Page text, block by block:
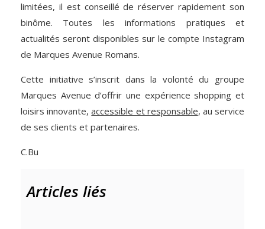
limitées, il est conseillé de réserver rapidement son
binôme. Toutes les informations pratiques et
actualités seront disponibles sur le compte Instagram
de Marques Avenue Romans.
Cette initiative s’inscrit dans la volonté du groupe
Marques Avenue d’offrir une expérience shopping et
loisirs innovante,accessible et responsable, au service
de ses clients et partenaires.
C.Bu
Articles liés